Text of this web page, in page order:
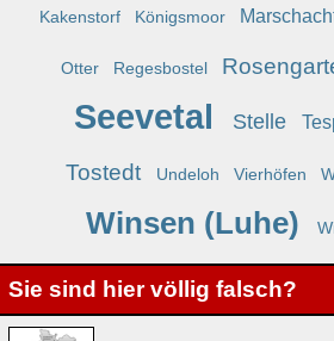
Kakenstorf Königsmoor
Otter Regesbostel
Seevetal Stelle
Tostedt Undeloh Vierhöfen
Winsen (Luhe)
Sie sind hier völlig falsch?